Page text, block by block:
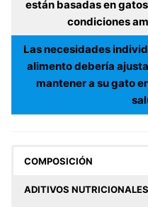
están basadas en
condiciones
Las necesidades
alimento debería
mantener a su gato
COMPOSICIÓN
ADITIVOS NUTRICIONALES